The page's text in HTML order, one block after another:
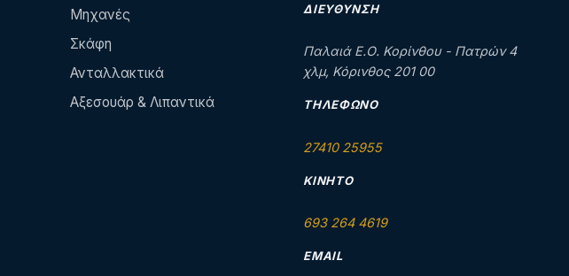
Μηχανές
Σκάφη
Ανταλλακτικά
Αξεσουάρ & Λιπαντικά
ΔΙΕΎΘΥΝΣΗ
Παλαιά Ε.Ο. Κορίνθου - Πατρών 4
χλμ, Κόρινθος 201 00
ΤΗΛΈΦΩΝΟ
27410 25955
ΚΙΝΗΤΌ
693 264 4619
EMAIL